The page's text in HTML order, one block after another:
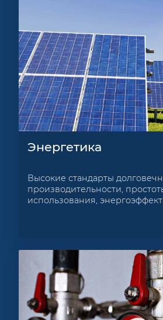
Энергетика
Высокие стандарты
производительности,
использования,